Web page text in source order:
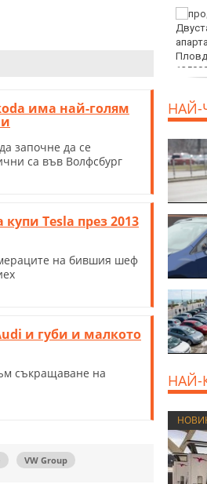
има най-голям
започне да се
са във Волфсбург
Tesla през 2013
на бившия шеф
и губи и малкото
съкращаване на
VW Group
НАЙ-
НАЙ-